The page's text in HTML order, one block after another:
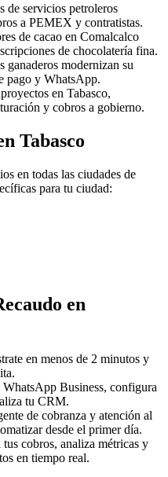
de servicios petroleros
a PEMEX y contratistas.
de cacao en Comalcalco
de chocolatería fina.
ganaderos modernizan su
pago y WhatsApp.
en Tabasco,
y cobros a gobierno.
Tabasco
en todas las ciudades de
para tu ciudad:
en
en menos de 2 minutos y
WhatsApp Business, configura
tu CRM.
de cobranza y atención al
desde el primer día.
cobros, analiza métricas y
en tiempo real.